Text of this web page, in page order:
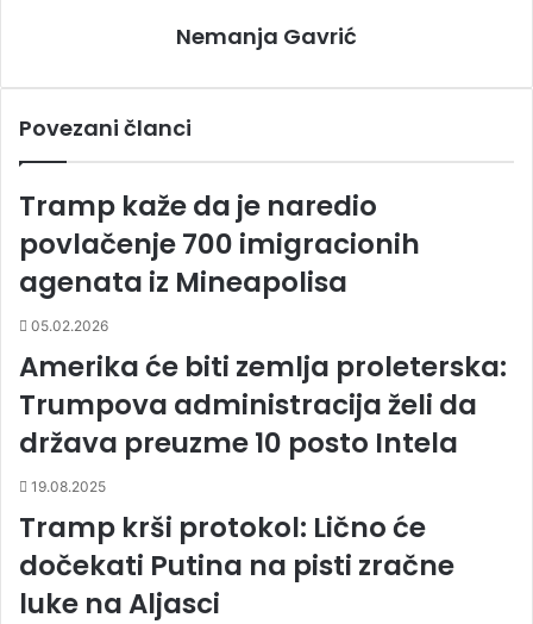
Nemanja Gavrić
Povezani članci
Tramp kaže da je naredio
povlačenje 700 imigracionih
agenata iz Mineapolisa
05.02.2026
Amerika će biti zemlja proleterska:
Trumpova administracija želi da
država preuzme 10 posto Intela
19.08.2025
Tramp krši protokol: Lično će
dočekati Putina na pisti zračne
luke na Aljasci